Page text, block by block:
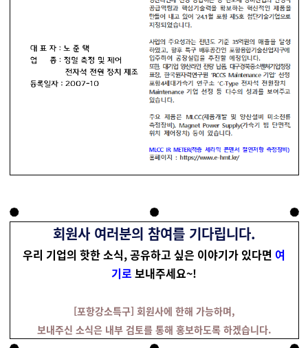
회원사 여러분의 참여를 기다립니다.
우리 기업의 핫한 소식, 공유하고 싶은 이야기가 있다면 여
기로 보내주세요~!
[포항강소특구] 회원사에 한해 가능하며,
보내주신 소식은 내부 검토를 통해 홍보하도록 하겠습니다.